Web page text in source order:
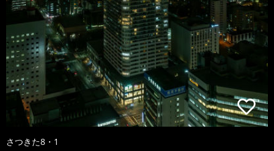
さつきた8・1